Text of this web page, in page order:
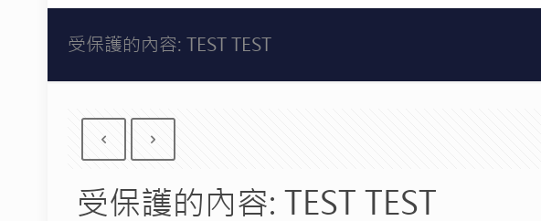
受保護的內容: TEST TEST
受保護的內容: TEST TEST